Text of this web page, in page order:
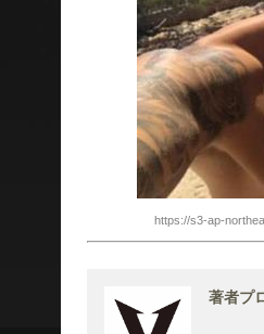
https://s3-ap-
著者プ